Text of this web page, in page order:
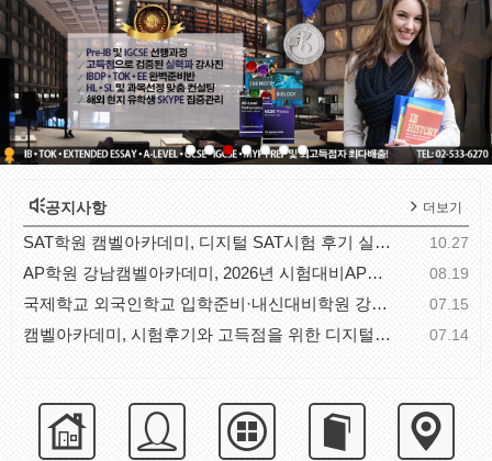
공지사항 더보기
SAT학원 캠벨아카데미, 디지털 SAT시험 후기 실전 체.. 10.27
AP학원 강남캠벨아카데미, 2026년 시험대비AP과목별 공.. 08.19
국제학교 외국인학교 입학준비·내신대비학원 강남캠벨.. 07.15
캠벨아카데미, 시험후기와 고득점을 위한 디지털SAT시.. 07.14